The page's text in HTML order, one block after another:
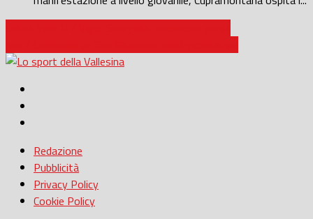
Redazione
Pubblicità
Privacy Policy
Cookie Policy